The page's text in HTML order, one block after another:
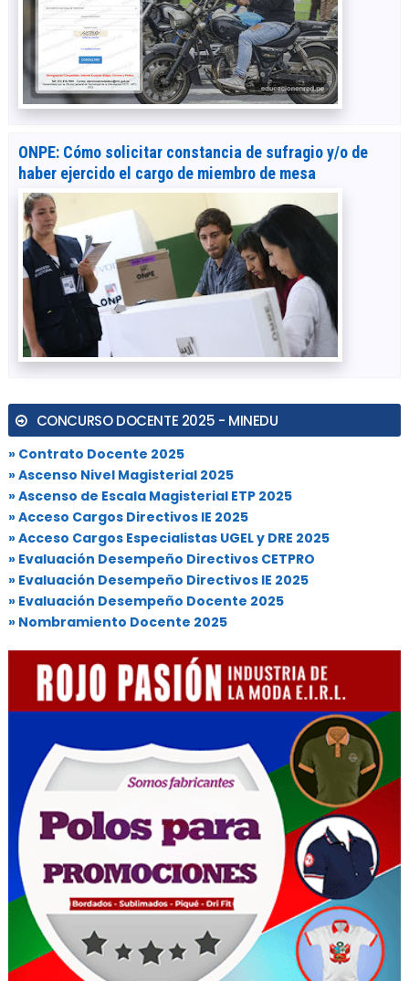
ONPE: Cómo solicitar constancia de sufragio y/o de
haber ejercido el cargo de miembro de mesa
CONCURSO DOCENTE 2025 - MINEDU
» Contrato Docente 2025
» Ascenso Nivel Magisterial 2025
» Ascenso de Escala Magisterial ETP 2025
» Acceso Cargos Directivos IE 2025
» Acceso Cargos Especialistas UGEL y DRE 2025
» Evaluación Desempeño Directivos CETPRO
» Evaluación Desempeño Directivos IE 2025
» Evaluación Desempeño Docente 2025
» Nombramiento Docente 2025